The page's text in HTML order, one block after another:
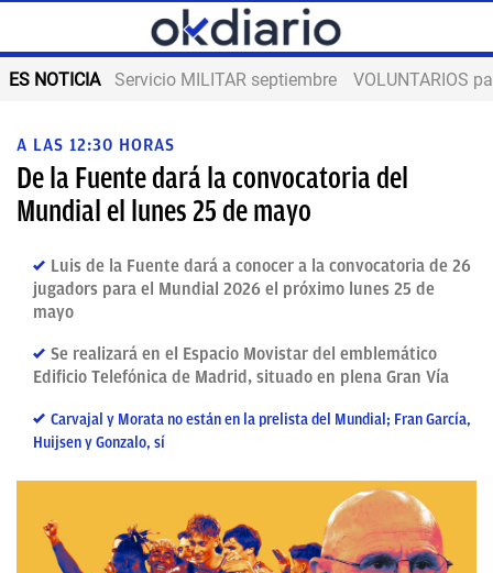
ES NOTICIA Servicio MILITAR septiembre VOLUNTARIOS
A LAS 12:30 HORAS
De la Fuente dará la convocatoria del
Mundial el lunes 25 de mayo
Luis de la Fuente dará a conocer a la convocatoria de 26
jugadors para el Mundial 2026 el próximo lunes 25 de
mayo
Se realizará en el Espacio Movistar del emblemático
Edificio Telefónica de Madrid, situado en plena Gran Vía
Carvajal y Morata no están en la prelista del Mundial; Fran García,
Huijsen y Gonzalo, sí